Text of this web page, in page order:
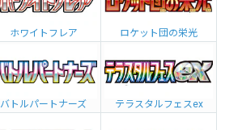
ホワイトフレア ロケット団の栄光
バトルパートナーズ テラスタルフェスex